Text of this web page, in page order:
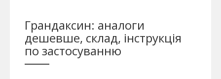
Грандаксин: аналоги
дешевше, склад, інструкція
по застосуванню